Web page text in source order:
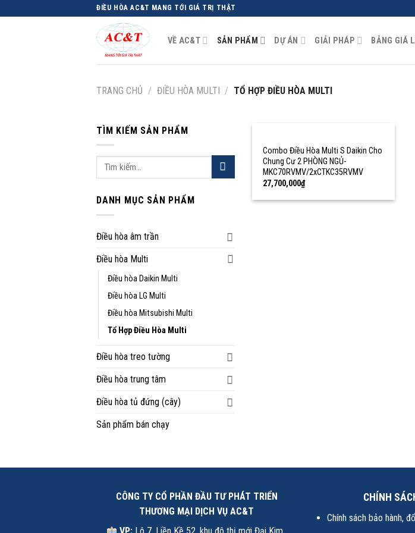
ĐIỀU HÒA AC&T MANG TỚI GIÁ TRỊ THẬT
VỀ AC&T SẢN PHẨM DỰ ÁN GIẢI PHÁP BẢNG GIÁ
TRANG CHỦ / ĐIỀU HÒA MULTI / TỔ HỢP ĐIỀU HÒA MULTI
TÌM KIẾM SẢN PHẨM
Tìm
kiếm:
DANH MỤC SẢN PHẨM
Điều hòa âm trần
Điều hòa Multi
Điều hòa Daikin Multi
Điều hòa LG Multi
Điều hòa Mitsubishi Multi
Tổ Hợp Điều Hòa Multi
Điều hòa treo tường
Điều hòa trung tâm
Điều hòa tủ đứng (cây)
Sản phẩm bán chạy
Combo Điều Hòa Multi S Daikin Cho
Chung Cư 2 PHÒNG NGỦ-
MKC70RVMV/2xCTKC35RVMV
27,700,000₫
CÔNG TY CỔ PHẦN ĐẦU TƯ PHÁT TRIỂN
THƯƠNG MẠI DỊCH VỤ AC&T
CHÍNH
Chính sách bảo hành,